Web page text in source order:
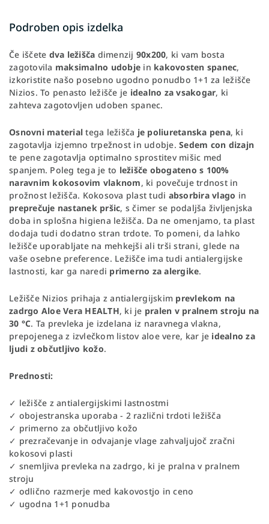
Podroben opis izdelka
Če iščete dva ležišča dimenzij 90x200, ki vam bosta
zagotovila maksimalno udobje in kakovosten spanec,
izkoristite našo posebno ugodno ponudbo 1+1 za ležišče
Nizios. To penasto ležišče je idealno za vsakogar, ki
zahteva zagotovljen udoben spanec.
Osnovni material tega ležišča je poliuretanska pena, ki
zagotavlja izjemno trpežnost in udobje. Sedem con dizajn
te pene zagotavlja optimalno sprostitev mišic med
spanjem. Poleg tega je to ležišče obogateno s 100%
naravnim kokosovim vlaknom, ki povečuje trdnost in
prožnost ležišča. Kokosova plast tudi absorbira vlago in
preprečuje nastanek pršic, s čimer se podaljša življenjska
doba in splošna higiena ležišča. Da ne omenjamo, ta plast
dodaja tudi dodatno stran trdote. To pomeni, da lahko
ležišče uporabljate na mehkejši ali trši strani, glede na
vaše osebne preference. Ležišče ima tudi antialergijske
lastnosti, kar ga naredi primerno za alergike.
Ležišče Nizios prihaja z antialergijskim prevlekom na
zadrgo Aloe Vera HEALTH, ki je pralen v pralnem stroju na
30 °C. Ta prevleka je izdelana iz naravnega vlakna,
prepojenega z izvlečkom listov aloe vere, kar je idealno za
ljudi z občutljivo kožo.
Prednosti:
✓ ležišče z antialergijskimi lastnostmi
✓ obojestranska uporaba - 2 različni trdoti ležišča
✓ primerno za občutljivo kožo
✓ prezračevanje in odvajanje vlage zahvaljujoč zračni
kokosovi plasti
✓ snemljiva prevleka na zadrgo, ki je pralna v pralnem
stroju
✓ odlično razmerje med kakovostjo in ceno
✓ ugodna 1+1 ponudba